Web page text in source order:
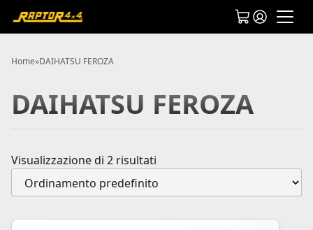
Home»DAIHATSU FEROZA
DAIHATSU FEROZA
Visualizzazione di 2 risultati